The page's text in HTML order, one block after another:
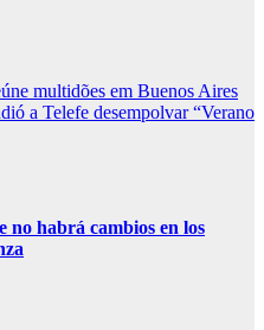
multidões em Buenos Aires
a Telefe desempolvar “Verano
habrá cambios en los